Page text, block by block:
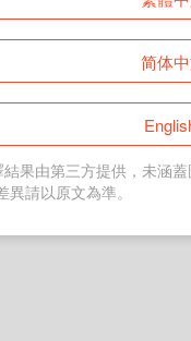
返回
简体
果由第三方提供，未涵
異請以原文為準。